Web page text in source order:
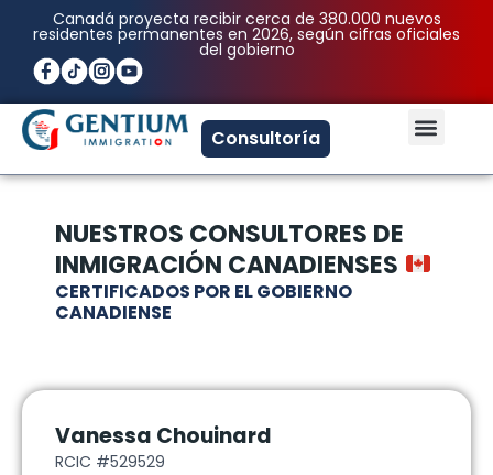
contenido
Canadá proyecta recibir cerca de 380.000 nuevos
residentes permanentes en 2026, según cifras oficiales
del gobierno
Consultoría
NUESTROS CONSULTORES DE
INMIGRACIÓN CANADIENSES
CERTIFICADOS POR EL GOBIERNO
CANADIENSE
Vanessa Chouinard
RCIC #529529